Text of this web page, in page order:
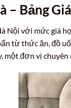
– Bảng
Nội với mức giá
từ thức ăn, đồ
một đơn vị